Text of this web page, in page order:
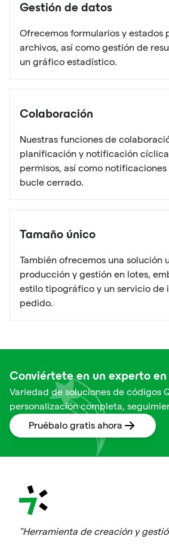
Gestión de datos
Ofrecemos formularios y estados
archivos, así como gestión de
un gráfico estadístico.
Colaboración
Nuestras funciones de
planificación y notificación
permisos, así como
bucle cerrado.
Tamaño único
También ofrecemos una solución
producción y gestión en lotes,
estilo tipográfico y un servicio de
pedido.
Conviértete en un experto en
Variedad de soluciones de códigos
personalización completa,
Pruébalo gratis ahora
"Herramienta de creación y